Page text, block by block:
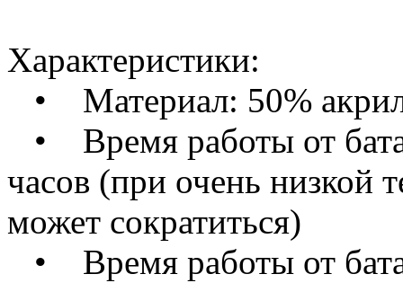
Характеристики:
• Материал: 50%
• Время работы от
часов (при очень низкой
может сократиться)
• Время работы от